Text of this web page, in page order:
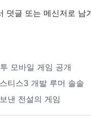
덧글 또는 메신저로 남
모바일 게임 공개
티스3 개발 루머 솔솔
낸 전설의 게임